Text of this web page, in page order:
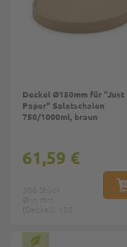
Deckel Ø150mm für "Just
Paper" Salatschalen
750/1000ml, braun
61,59 €